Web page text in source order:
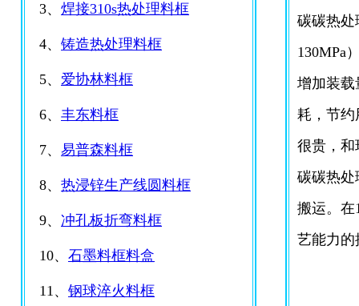
3、 焊接310s热处理料框
4、 铸造热处理料框
5、 爱协林料框
6、 丰东料框
7、 易普森料框
8、 热浸锌生产线圆料框
9、 冲孔板折弯料框
10、 石墨料框料盒
11、 钢球淬火料框
碳碳热处
130MPa
增加装载
耗，节约
很贵，和
碳碳热处
搬运。在
艺能力的